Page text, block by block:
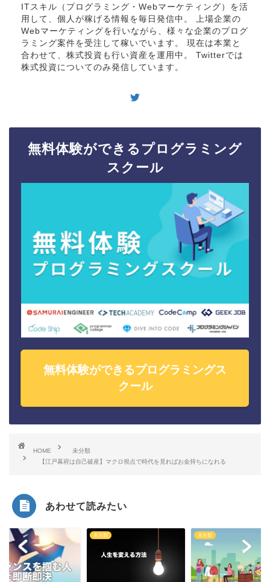
ITスキル（プログラミング・Webマーケティング）を活
用して、個人が稼げる情報を毎日発信中。 上場企業の
Webマーケティングを行いながら、様々な企業のプログ
ラミング案件を受注して稼いでいます。 現在は本業と
合わせて、株式投資も行い資産を運用中。 Twitterでは
株式投資についてのみ発信しています。
無料体験ができるプログラミング
スクール
無料体験ができるプログラミングス
クール
HOME
未分類
【江戸幕府は自己破産】マクロ視点で時代を見ればお金持ちになれる
あわせて読みたい
未分類 未分類